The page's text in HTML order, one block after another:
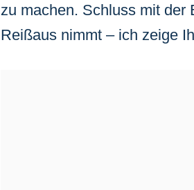
zu machen. Schluss mit der
Reißaus nimmt – ich zeige